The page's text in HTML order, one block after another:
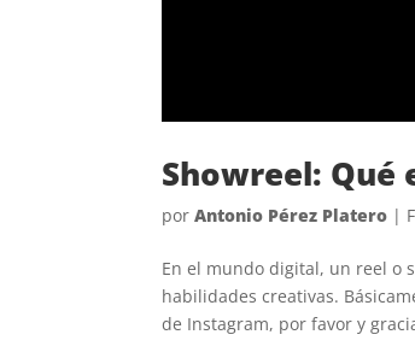
Showreel: Qué
porAntonio Pérez Platero |
En el mundo digital, un reel o
habilidades creativas.
de Instagram, por favor y